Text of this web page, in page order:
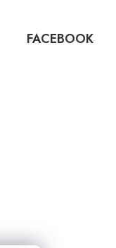
FACEBOOK